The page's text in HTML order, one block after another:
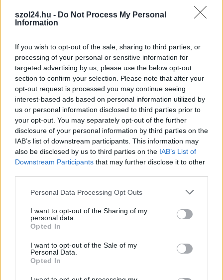
szol24.hu - Do Not Process My Personal
Information
If you wish to opt-out of the sale, sharing to third parties, or
processing of your personal or sensitive information for
targeted advertising by us, please use the below opt-out
section to confirm your selection. Please note that after your
opt-out request is processed you may continue seeing
interest-based ads based on personal information utilized by
us or personal information disclosed to third parties prior to
your opt-out. You may separately opt-out of the further
disclosure of your personal information by third parties on the
IAB’s list of downstream participants. This information may
also be disclosed by us to third parties on the IAB’s List of
Downstream Participants that may further disclose it to other
Please note that this website/app uses one or more Google
not limited to your visit or usage behaviour. You may click to
grant or deny consent to Google and its third-party tags to
use your data for below specified purposes in below Google
consent section.
Personal Data Processing Opt Outs
I want to opt-out of the Sharing of my
personal data.
Opted In
I want to opt-out of the Sale of my
Personal Data.
Opted In
Kellemes kis bevétel a
taxisoknak, a köztévé
mindenre kiterjed,
igaz, több, mint
százmilliárdból telik is.
Közpénzből persze. A
közpénzből működő
Médiaszolgáltatás- támogató és Vagyonkezelő Alap, vagyis az
MTVA tavaly nettó 490 milliós tendert írt ki fuvarszervezési
szolgáltatásra/taxiszolgáltatásra, amelyen a Főtaxi az eljárás
kezdeti szakaszában kifogással élt, mivel úgy ítélte meg, hogy
a kiírás nem teremt lehetőséget igazi versenyre, ezért
jogsértő. A Közbeszerzési Döntőbizottság azonban a kérelmet
visszautasította, az eljárást pedig megszüntette. Végül a Főtaxi
lett a befutó. Az Átlátszó cikke szerint a tender meghívásos
volt, az eljárás két szakaszból állt.…
TOVÁBB OLVASOM
Magyarország 500 millió,közpénz, mtva